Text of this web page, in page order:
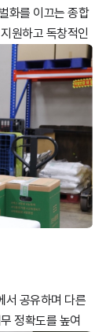
화를 이끄는 종합
원하고 독창적인
서 공유하며 다른
정확도를 높여